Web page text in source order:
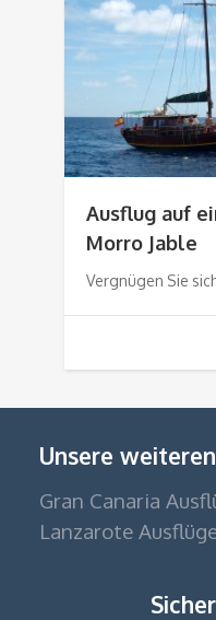
Ausflug auf
Morro Jable
Vergnügen Sie
Unsere
Gran Canaria
Lanzarote